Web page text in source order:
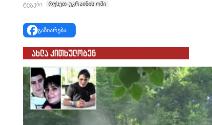
ტეგები: რუსეთ-უკრაინის ომი
გაზიარება
ახლა კითხულობენ